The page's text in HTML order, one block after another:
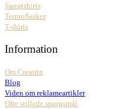
Sweatshirts
Termoflasker
T-shirts
Information
Om Creatrix
Blog
Viden om reklameartikler
Ofte stillede spørgsmål